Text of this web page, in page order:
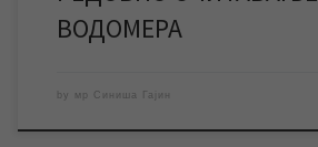
ВОДОМЕРА
by мр Синиша Гајин